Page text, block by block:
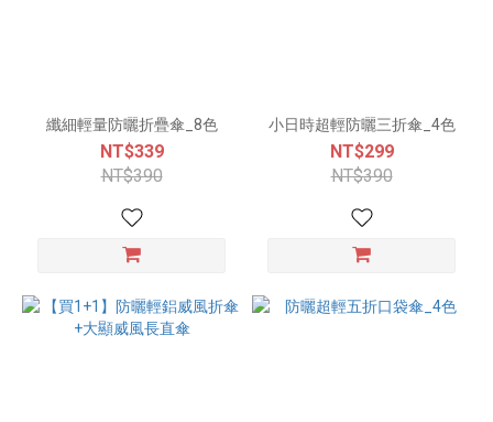
纖細輕量防曬折疊傘_8色
NT$339
NT$390
小日時超輕防曬三折傘_4色
NT$299
NT$390